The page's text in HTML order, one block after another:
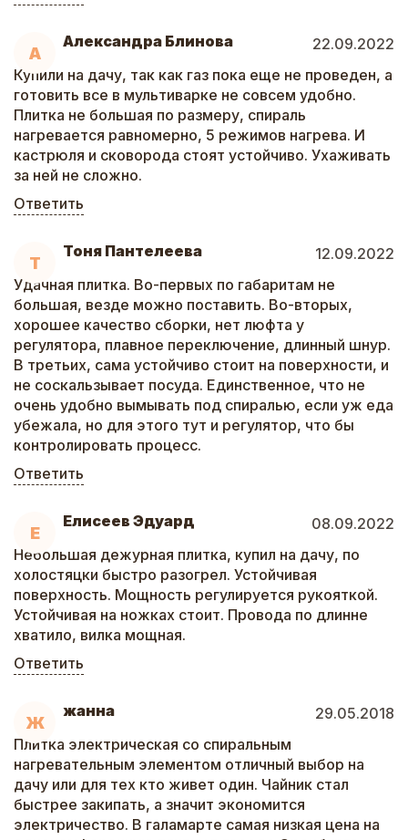
А
Александра Блинова
22.09.2022
Купили на дачу, так как газ пока еще не проведен, а
готовить все в мультиварке не совсем удобно.
Плитка не большая по размеру, спираль
нагревается равномерно, 5 режимов нагрева. И
кастрюля и сковорода стоят устойчиво. Ухаживать
за ней не сложно.
Ответить
Т
Тоня Пантелеева
12.09.2022
Удачная плитка. Во-первых по габаритам не
большая, везде можно поставить. Во-вторых,
хорошее качество сборки, нет люфта у
регулятора, плавное переключение, длинный шнур.
В третьих, сама устойчиво стоит на поверхности, и
не соскальзывает посуда. Единственное, что не
очень удобно вымывать под спиралью, если уж еда
убежала, но для этого тут и регулятор, что бы
контролировать процесс.
Ответить
Е
Елисеев Эдуард
08.09.2022
Небольшая дежурная плитка, купил на дачу, по
холостяцки быстро разогрел. Устойчивая
поверхность. Мощность регулируется рукояткой.
Устойчивая на ножках стоит. Провода по длинне
хватило, вилка мощная.
Ответить
Ж
жанна
29.05.2018
Плитка электрическая со спиральным
нагревательным элементом отличный выбор на
дачу или для тех кто живет один. Чайник стал
быстрее закипать, а значит экономится
электричество. В галамарте самая низкая цена на